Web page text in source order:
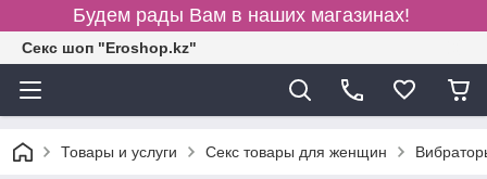
Будем рады Вам в наших магазинах!
Секс шоп "Eroshop.kz"
Товары и услуги Секс товары для женщин